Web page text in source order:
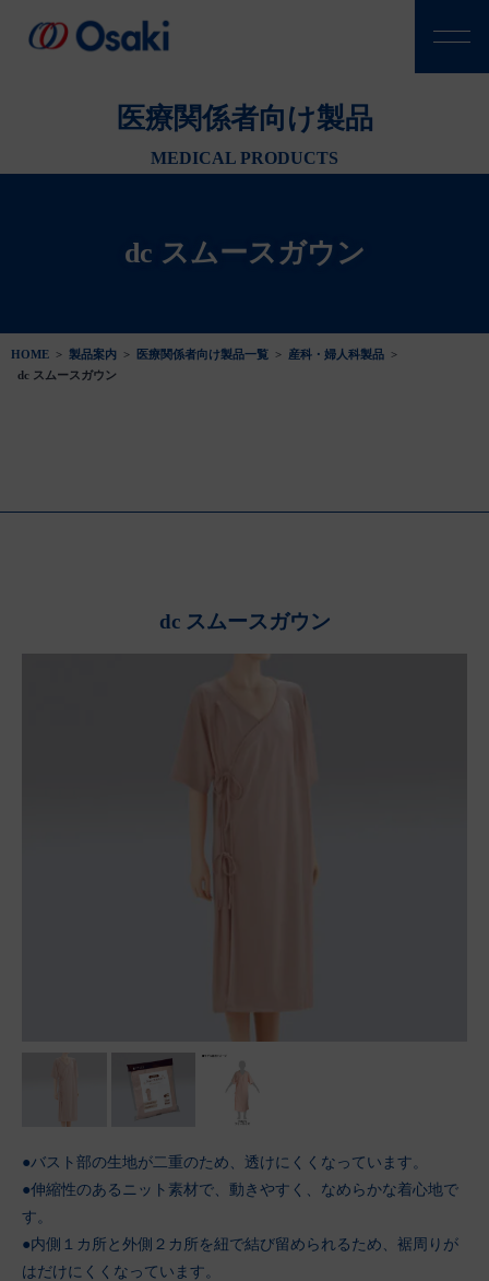
医療関係者向け製品
MEDICAL PRODUCTS
dc スムースガウン
HOME > 製品案内 > 医療関係者向け製品一覧 > 産科・婦人科製品 >
dc スムースガウン
dc スムースガウン
●バスト部の生地が二重のため、透けにくくなっています。
●伸縮性のあるニット素材で、動きやすく、なめらかな着心地で
す。
●内側１カ所と外側２カ所を紐で結び留められるため、裾周りが
はだけにくくなっています。